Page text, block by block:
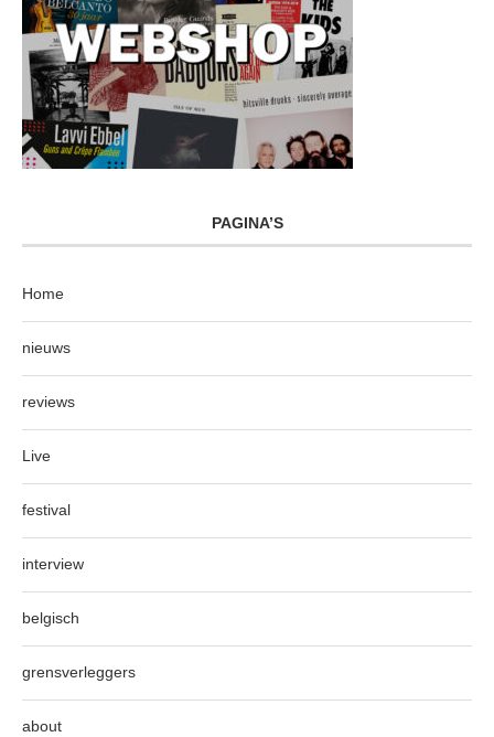
PAGINA’S
Home
nieuws
reviews
Live
festival
interview
belgisch
grensverleggers
about